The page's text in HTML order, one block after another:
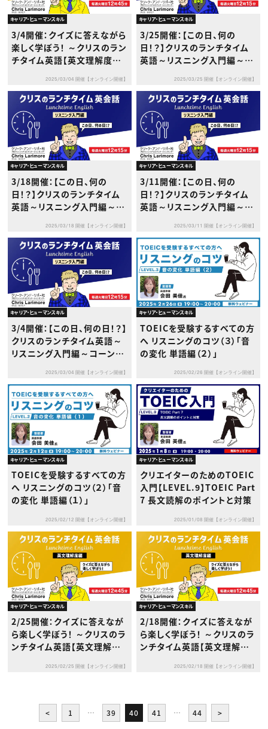
プロフェッショナル×つながる×メディア
キャリア・ヒューマンスキル
3/4開催：クイズに答えながら
楽しく学ぼう！ ～クリスのラン
チタイム英語【英文理解度編】
2025/03/04 開催【オンライン開催】
キャリア・ヒューマンスキル
3/25開催：【この日、何の
日！？】クリスのランチタイム
英語～リスニング入門編～猫
2025/03/25 開催【オンライン開催】
キャリア・ヒューマンスキル
3/18開催：【この日、何の
日！？】クリスのランチタイム
英語～リスニング入門編～ツ
2025/03/18 開催【オンライン開催】
キャリア・ヒューマンスキル
3/11開催：【この日、何の
日！？】クリスのランチタイム
英語～リスニング入門編～円
2025/03/11 開催【オンライン開催】
キャリア・ヒューマンスキル
3/4開催：【この日、何の日！？】
クリスのランチタイム英語～
リスニング入門編～コーンフ
2025/03/04 開催【オンライン開催】
キャリア・ヒューマンスキル
TOEICを受験するすべての方
へ リスニングのコツ（３）「音
の変化 単語編（２）」
2025/02/26 開催【オンライン開催】
キャリア・ヒューマンスキル
TOEICを受験するすべての方
へ リスニングのコツ（２）「音
の変化 単語編（１）」
2025/02/12 開催【オンライン開催】
キャリア・ヒューマンスキル
クリエイターのためのTOEIC
入門【LEVEL.9】TOEIC Part
7 長文読解のポイントと対策
2025/01/08 開催【オンライン開催】
キャリア・ヒューマンスキル
2/25開催：クイズに答えなが
ら楽しく学ぼう！ ～クリスのラ
ンチタイム英語【英文理解度
2025/02/25 開催【オンライン開催】
キャリア・ヒューマンスキル
2/18開催：クイズに答えなが
ら楽しく学ぼう！ ～クリスのラ
ンチタイム英語【英文理解度
2025/02/18 開催【オンライン開催】
< 1 … 39 40 41 … 44 >